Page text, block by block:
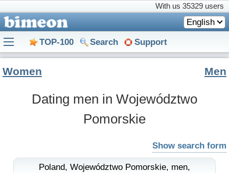
With us 35329 users
English
TOP-100 Search Support
Dating men in Województwo
Pomorskie
Women Men
Show search form
Poland, Województwo Pomorskie, men,